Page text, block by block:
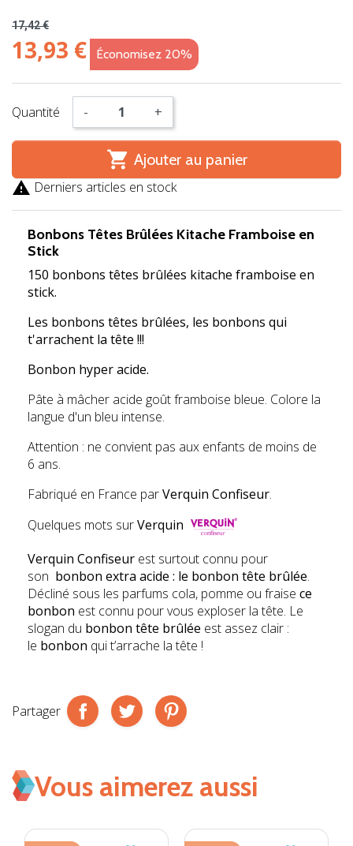
17,42 €
13,93 € Économisez 20%
Quantité - +
 Ajouter au panier
 Derniers articles en stock
Bonbons Têtes Brûlées Kitache Framboise en
Stick
150 bonbons têtes brûlées kitache framboise en
stick.
Les bonbons têtes brûlées, les bonbons qui
t'arrachent la tête !!!
Bonbon hyper acide.
Pâte à mâcher acide goût framboise bleue. Colore la
langue d'un bleu intense.
Attention : ne convient pas aux enfants de moins de
6 ans.
Fabriqué en France parVerquin Confiseur.
Quelques mots surVerquin
Verquin Confiseur est surtout connu pour
son bonbon extra acide : le bonbon tête brûlée.
Décliné sous les parfums cola, pomme ou fraise ce
bonbon est connu pour vous exploser la tête. Le
slogan du bonbon tête brûlée est assez clair :
le bonbon qui t’arrache la tête !
Partager
Vous aimerez aussi